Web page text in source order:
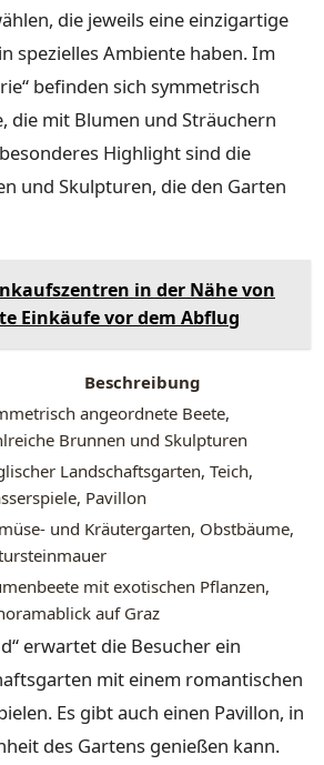
die jeweils eine einzigartige
spezielles Ambiente haben. Im
befinden sich symmetrisch
die mit Blumen und Sträuchern
Highlight sind die
und Skulpturen, die den Garten
in der Nähe von
Einkäufe vor dem Abflug
Beschreibung
angeordnete Beete,
Brunnen und Skulpturen
Landschaftsgarten, Teich,
Pavillon
und Kräutergarten, Obstbäume,
mit exotischen Pflanzen,
auf Graz
erwartet die Besucher ein
mit einem romantischen
Es gibt auch einen Pavillon, in
des Gartens genießen kann.